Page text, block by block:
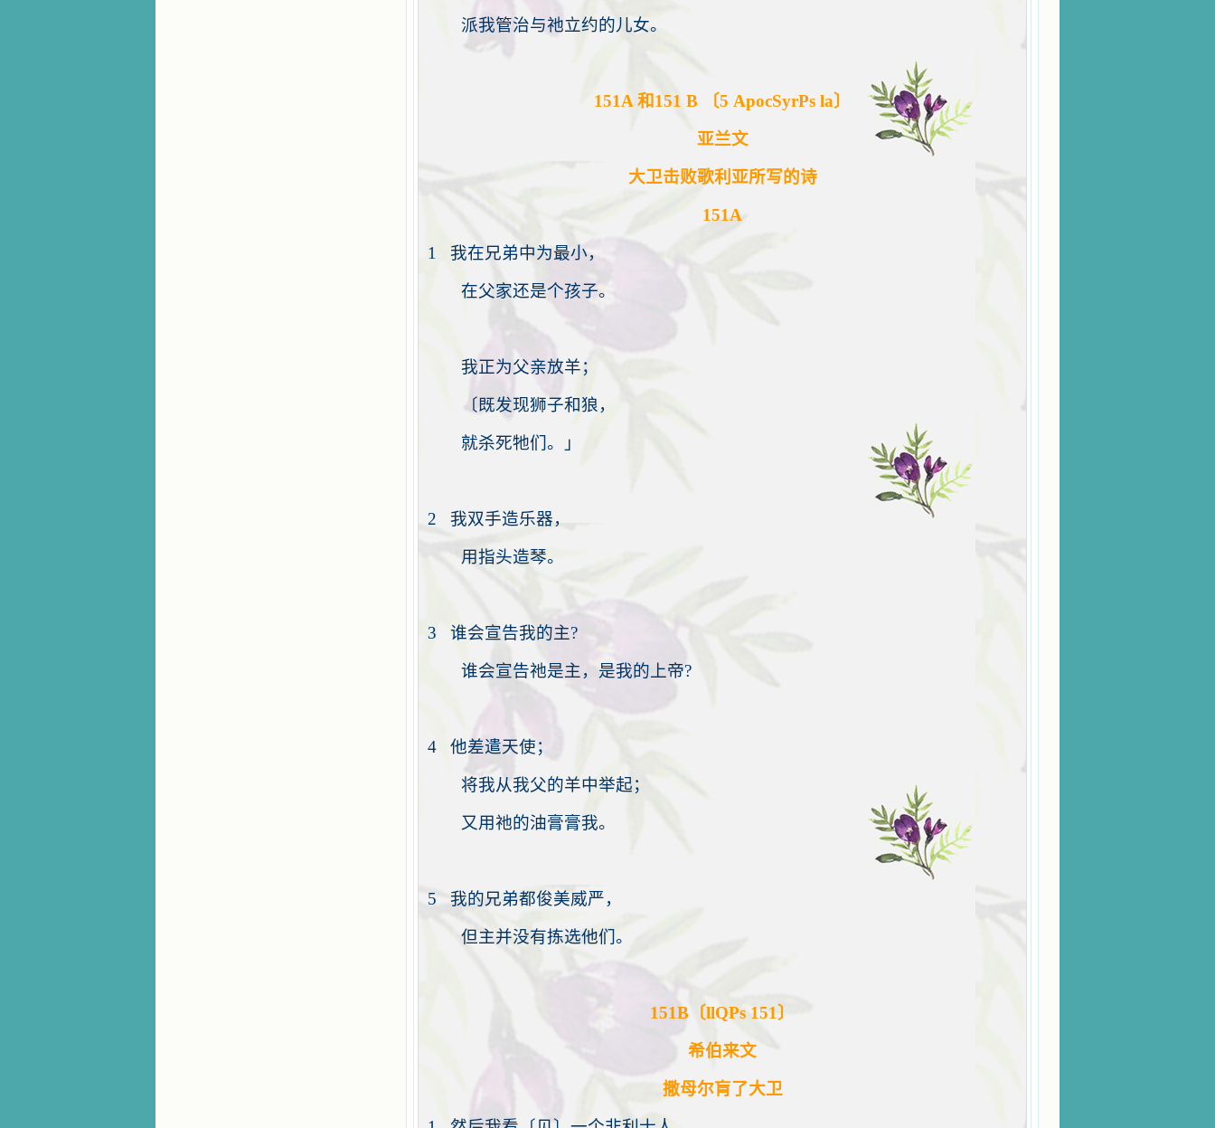
派我管治与祂立约的儿女。
151A 和151 B 〔5 ApocSyrPs la〕
亚兰文
大卫击败歌利亚所写的诗
151A
1
我在兄弟中为最小，
在父家还是个孩子。
我正为父亲放羊；
〔既发现狮子和狼，
就杀死牠们。」
2
我双手造乐器，
用指头造琴。
3 谁会宣告我的主?
谁会宣告祂是主，是我的上帝?
4
他差遣天使；
将我从我父的羊中举起；
又用祂的油膏膏我。
5
我的兄弟都俊美威严，
但主并没有拣选他们。
151B 〔llQPs 151 〕
希伯来文
撒母尔肓了大卫